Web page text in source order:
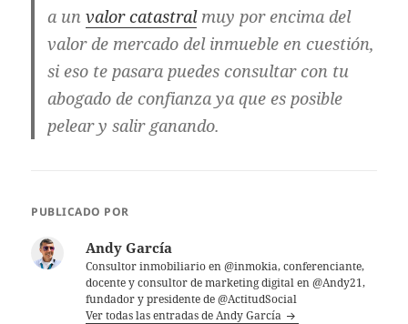
a unvalor catastralmuy por encima del
valor de mercado del inmueble en cuestión,
si eso te pasara puedes consultar con tu
abogado de confianza ya que es posible
pelear y salir ganando.
PUBLICADO POR
Andy García
Consultor inmobiliario en @inmokia, conferenciante,
docente y consultor de marketing digital en @Andy21,
fundador y presidente de @ActitudSocial
Ver todas las entradas de Andy García